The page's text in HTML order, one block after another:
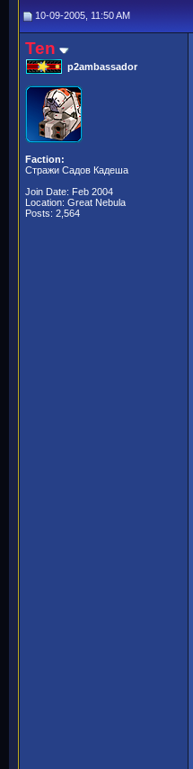
10-09-2005, 11:50 AM
Ten
p2ambassador
Faction:
Стражи Садов Кадеша
Join Date: Feb 2004
Location: Great Nebula
Posts: 2,564